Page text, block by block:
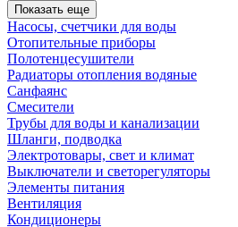
Показать еще
Насосы, счетчики для воды
Отопительные приборы
Полотенцесушители
Радиаторы отопления водяные
Санфаянс
Смесители
Трубы для воды и канализации
Шланги, подводка
Электротовары, свет и климат
Выключатели и светорегуляторы
Элементы питания
Вентиляция
Кондиционеры